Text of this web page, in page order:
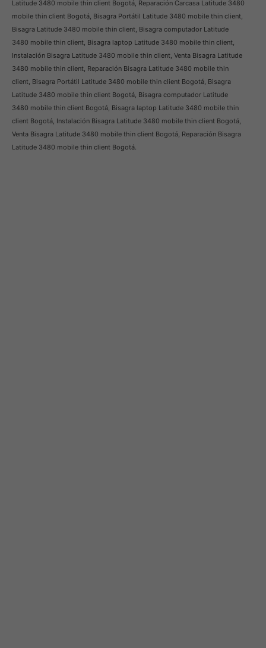
Latitude 3480 mobile thin client Bogotá, Reparación Carcasa Latitude 3480
mobile thin client Bogotá, Bisagra Portátil Latitude 3480 mobile thin client,
Bisagra Latitude 3480 mobile thin client, Bisagra computador Latitude
3480 mobile thin client, Bisagra laptop Latitude 3480 mobile thin client,
Instalación Bisagra Latitude 3480 mobile thin client, Venta Bisagra Latitude
3480 mobile thin client, Reparación Bisagra Latitude 3480 mobile thin
client, Bisagra Portátil Latitude 3480 mobile thin client Bogotá, Bisagra
Latitude 3480 mobile thin client Bogotá, Bisagra computador Latitude
3480 mobile thin client Bogotá, Bisagra laptop Latitude 3480 mobile thin
client Bogotá, Instalación Bisagra Latitude 3480 mobile thin client Bogotá,
Venta Bisagra Latitude 3480 mobile thin client Bogotá, Reparación Bisagra
Latitude 3480 mobile thin client Bogotá.